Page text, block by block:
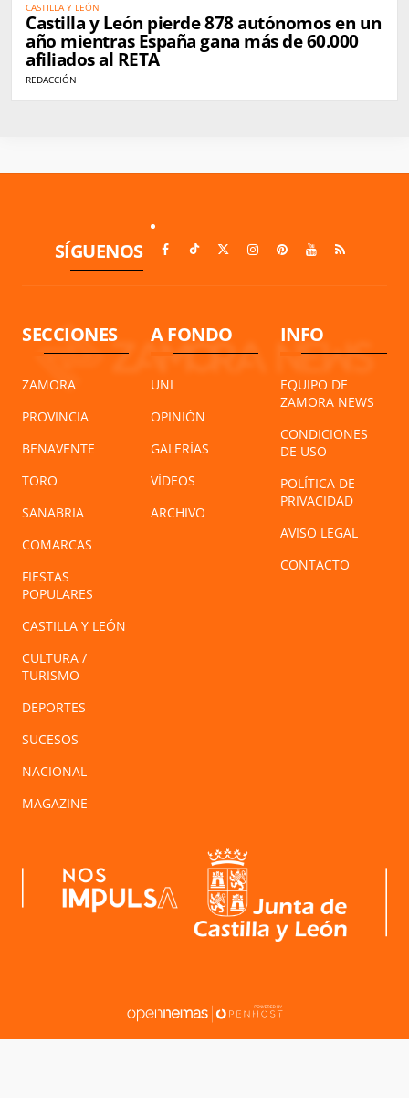
CASTILLA Y LEÓN
Castilla y León pierde 878 autónomos en un
año mientras España gana más de 60.000
afiliados al RETA
REDACCIÓN
SÍGUENOS
SECCIONES
ZAMORA
PROVINCIA
BENAVENTE
TORO
SANABRIA
COMARCAS
FIESTAS
POPULARES
CASTILLA Y LEÓN
CULTURA /
TURISMO
DEPORTES
SUCESOS
NACIONAL
MAGAZINE
A FONDO
UNI
OPINIÓN
GALERÍAS
VÍDEOS
ARCHIVO
INFO
EQUIPO DE
ZAMORA NEWS
CONDICIONES
DE USO
POLÍTICA DE
PRIVACIDAD
AVISO LEGAL
CONTACTO